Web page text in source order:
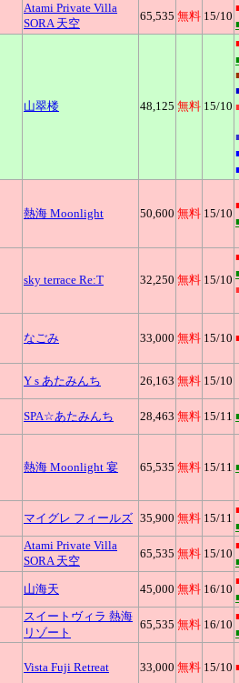
Atami Private Villa
SORA 天空
65,535 無料 15/10
山翠楼 48,125 無料 15/10
熱海 Moonlight 50,600 無料 15/10
sky terrace Re:T 32,250 無料 15/10
なごみ 33,000 無料 15/10
Y s あたみんち 26,163 無料 15/10
SPA☆あたみんち 28,463 無料 15/11
熱海 Moonlight 宴 65,535 無料 15/11
マイグレ フィールズ 35,900 無料 15/11
Atami Private Villa
SORA 天空
65,535 無料 15/10
山海天 45,000 無料 16/10
スイートヴィラ 熱海
リゾート
65,535 無料 16/10
Vista Fuji Retreat 33,000 無料 15/10